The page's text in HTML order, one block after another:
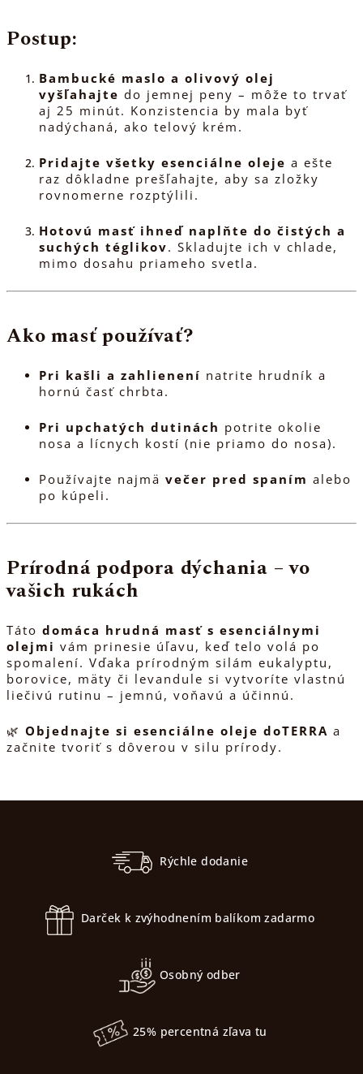
Postup:
Bambucké maslo a olivový olej
vyšľahajte do jemnej peny – môže to trvať
aj 25 minút. Konzistencia by mala byť
nadýchaná, ako telový krém.
Pridajte všetky esenciálne oleje a ešte
raz dôkladne prešľahajte, aby sa zložky
rovnomerne rozptýlili.
Hotovú masť ihneď naplňte do čistých a
suchých téglikov. Skladujte ich v chlade,
mimo dosahu priameho svetla.
Ako masť používať?
Pri kašli a zahlienení natrite hrudník a
hornú časť chrbta.
Pri upchatých dutinách potrite okolie
nosa a lícnych kostí (nie priamo do nosa).
Používajte najmä večer pred spaním alebo
po kúpeli.
Prírodná podpora dýchania – vo
vašich rukách
Táto domáca hrudná masť s esenciálnymi
olejmi vám prinesie úľavu, keď telo volá po
spomalení. Vďaka prírodným silám eukalyptu,
borovice, mäty či levandule si vytvoríte vlastnú
liečivú rutinu – jemnú, voňavú a účinnú.
🌿 Objednajte si esenciálne oleje doTERRA a
začnite tvoriť s dôverou v silu prírody.
Rýchle dodanie
Darček k zvýhodnením balíkom zadarmo
Osobný odber
25% percentná zľava tu